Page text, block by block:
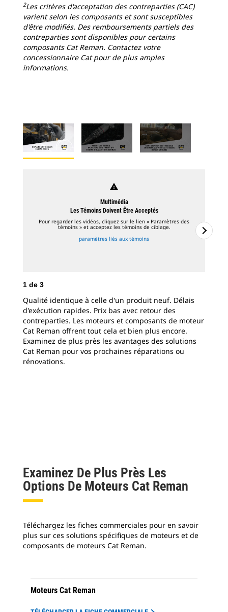
2Les critères d'acceptation des contreparties (CAC)
varient selon les composants et sont susceptibles
d'être modifiés. Des remboursements partiels des
contreparties sont disponibles pour certains
composants Cat Reman. Contactez votre
concessionnaire Cat pour de plus amples
informations.
warning
Multimédia
Les Témoins Doivent Être Acceptés
Pour regarder les vidéos, cliquez sur le lien « Paramètres des
témoins » et acceptez les témoins de ciblage.
paramètres liés aux témoins
1 de 3
Qualité identique à celle d'un produit neuf. Délais
d'exécution rapides. Prix bas avec retour des
contreparties. Les moteurs et composants de moteur
Cat Reman offrent tout cela et bien plus encore.
Examinez de plus près les avantages des solutions
Cat Reman pour vos prochaines réparations ou
rénovations.
Examinez De Plus Près Les
Options De Moteurs Cat Reman
Téléchargez les fiches commerciales pour en savoir
plus sur ces solutions spécifiques de moteurs et de
composants de moteurs Cat Reman.
Moteurs Cat Reman